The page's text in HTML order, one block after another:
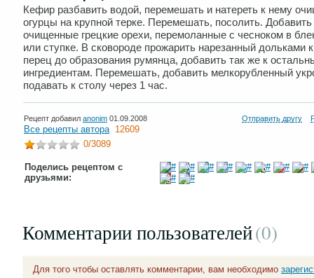
Кефир разбавить водой, перемешать и натереть к нему
огурцы на крупной терке. Перемешать, посолить.
очищенные грецкие орехи, перемоланные с чесноком в
или ступке. В сковороде прожарить нарезанный дольками
перец до образования румянца, добавить так же к
ингредиентам. Перемешать, добавить мелкорубленный
подавать к столу через 1 час.
Рецепт добавил anonim 01.09.2008 Отправить другу
Все рецепты автора 12609
0/3089
Поделись рецептом с
друзьями:
Комментарии пользователей(0)
Для того чтобы оставлять комментарии, вам необходимо